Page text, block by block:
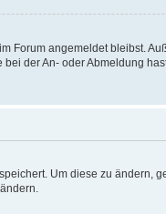
Forum angemeldet bleibst.
der An- oder Abmeldung
Um diese zu ändern,